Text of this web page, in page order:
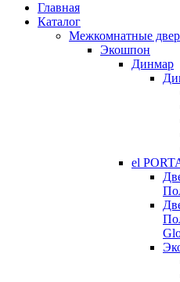
Главная
Каталог
Межкомнатные
Экошпон
Динмар
el